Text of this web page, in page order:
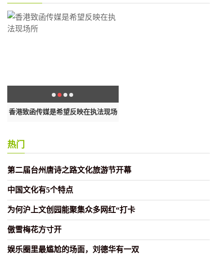
香港致函传媒是希望反映在执法现场
热门
第二届台州唐诗之路文化旅游节开幕
中国文化有5个特点
为何沪上文创园能聚集众多网红“打卡
傲雪梅花方寸开
娱乐圈里最尴尬的场面，刘德华有一双